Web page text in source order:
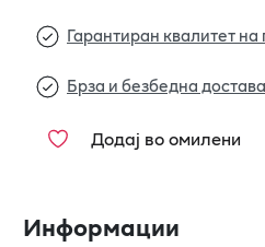
Гарантиран квалитет
Брза и безбедна достава
Додај во омилени
Информации